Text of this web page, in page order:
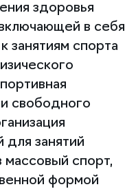
здоровья
в себя
занятиям спорта
свободного
занятий
массовый спорт,
формой